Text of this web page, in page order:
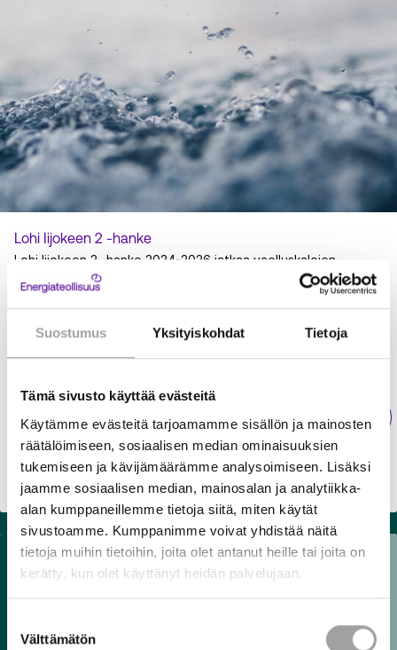
Suostumus Yksityiskohdat Tietoja
Tämä sivusto käyttää evästeitä
Käytämme evästeitä tarjoamamme sisällön ja mainosten
räätälöimiseen, sosiaalisen median ominaisuuksien
tukemiseen ja kävijämäärämme analysoimiseen. Lisäksi
jaamme sosiaalisen median, mainosalan ja analytiikka-
alan kumppaneillemme tietoja siitä, miten käytät
sivustoamme. Kumppanimme voivat yhdistää näitä
tietoja muihin tietoihin, joita olet antanut heille tai joita on
kerätty, kun olet käyttänyt heidän palvelujaan.
valinta
Välttämätön
Lohi Iijokeen 2 -hanke 2024-2026 jatkaa vaelluskalojen
palauttamisen yhteistyötä. Lohi Iijokeen 2 -hankkeen
toimenpiteitä ovat mm. smolttien seurantatutkimus Livojoella
kameraseuranta Haapakoskella, Haapakosken smolttien
alasvaellusreitin kehittäminen, nousukalojen ja smolttien
maa- ja metsätalousministeriö, Ii, Oulu, Pudasjärvi, Taivalkoski,
Kuusamo, Pohjois-Pohjanmaan liitto, Iijoen kalatalousalue,
Luonnonvarakeskus. Hanketta hallinnoi Pohjois-Pohjanmaan
liitto. Lisäksi Luonnonvarakeskus osallistuu smolttien
seurantatutkimuksiin maa- ja metsätalousministeriön erillisellä
hankerahoituksella. Aiemmassa, laajassa Iijoen
vaelluskalahankkeessa 2020-2022 rakennettiin Suomen
ensimmäinen smolttien (lohikalojen vaelluspoikasten)
alasvaellusväylä ja kiinniottolaite Haapakoskelle.
Tutustu aikaisempaan Lohi Iijokeen -hankkeeseen.
Lohi Iijokeen 2 -hanke